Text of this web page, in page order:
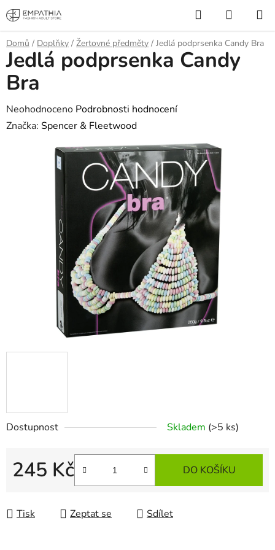
Přejít
na
obsah
Hledat
KOŠÍK
Domů / Doplňky / Žertovné předměty / Jedlá podprsenka Candy Bra
Dostupnost Skladem (>5 ks)
245 Kč DO KOŠÍKU
Tisk Zeptat se Sdílet
Jedlá podprsenka Candy
Bra
Průměrné
hodnocení
Neohodnoceno Podrobnosti hodnocení
Značka: Spencer & Fleetwood